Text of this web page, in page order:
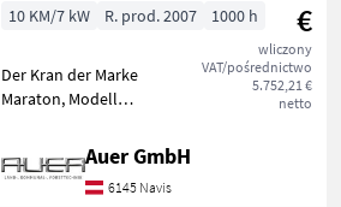
€
wliczony
VAT/pośrednictwo
5.752,21 €
netto
10 KM/7 kW R. prod. 2007 1000 h
Der Kran der Marke
Maraton, Modell
Baujahr 2007, bietet eine
zuverlässige Leistung mit
einer Motorstärke von 10
Auer GmbH
6145 Navis